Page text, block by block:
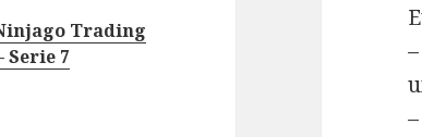
Trading
Serie 7